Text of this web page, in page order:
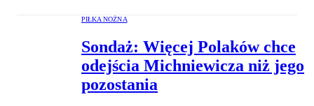
PIŁKA NOŻNA
Sondaż: Więcej Polaków chce
odejścia Michniewicza niż jego
pozostania